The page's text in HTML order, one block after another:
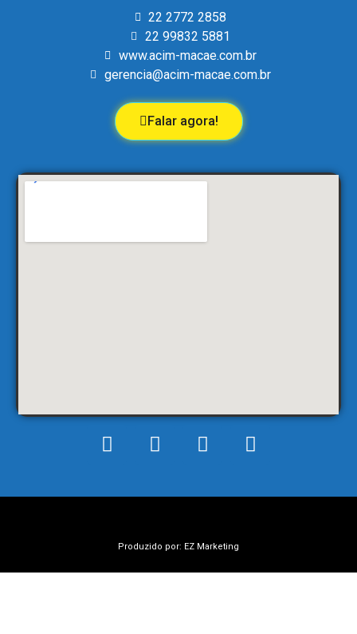
22 2772 2858
22 99832 5881
www.acim-macae.com.br
gerencia@acim-macae.com.br
Falar agora!
Produzido por: EZ Marketing